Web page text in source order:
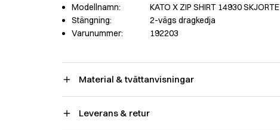
Modellnamn:
KATO X ZIP SHIRT 14930 SKJORTE
Stängning:
2-vägs dragkedja
Varunummer:
192203
Material & tvättanvisningar
Leverans & retur